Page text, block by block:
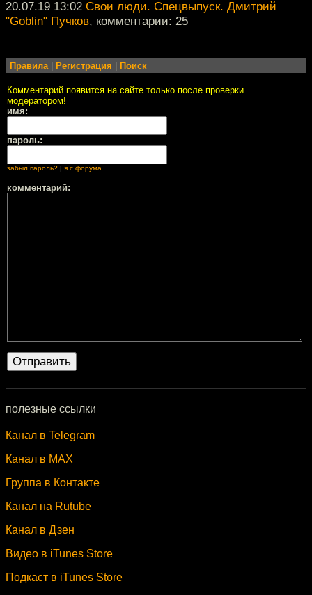
20.07.19 13:02 Свои люди. Спецвыпуск. Дмитрий
"Goblin" Пучков, комментарии: 25
Правила| Регистрация Поиск
Комментарий появится на сайте только после проверки
модератором!
имя:
пароль:
забыл пароль? я с форума
комментарий:
полезные ссылки
Канал в Telegram
Канал в MAX
Группа в Контакте
Канал на Rutube
Канал в Дзен
Видео в iTunes Store
Подкаст в iTunes Store